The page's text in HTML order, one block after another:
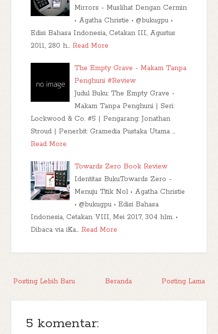
Mirrors - Muslihat Dengan Cermin
• Agatha Christie • @bukugpu •
Edisi Bahasa Indonesia, Cetakan III, Agustus
2011, 280 h… Read More
The Empty Grave - Makam Tanpa
Penghuni #Review
Judul Buku: The Empty Grave -
Makam Tanpa Penghuni | Seri:
Lockwood & Co. #5 | Pengarang: Jonathan
Stroud | Penerbit: Gramedia Pustaka Utama …
Read More
Towards Zero Book Review
Identitas BukuTowards Zero -
Menuju Titik Nol • Agatha Christie
• @bukugpu • Edisi Bahasa
Indonesia, Cetakan VIII, Mei 2017, 304 hlm. •
Dibaca via iKa… Read More
Posting Lebih Baru Posting Lama
Beranda
5 komentar: